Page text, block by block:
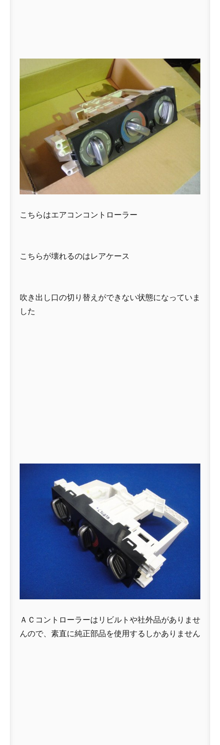
こちらはエアコンコントローラー
こちらが壊れるのはレアケース
吹き出し口の切り替えができない状態になっていま
した
ＡＣコントローラーはリビルトや社外品がありませ
んので、素直に純正部品を使用するしかありません